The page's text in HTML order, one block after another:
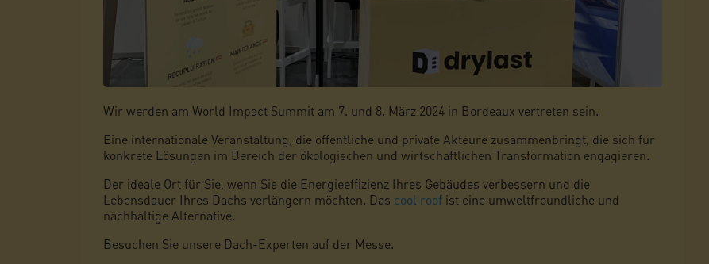
Wir werden am World Impact Summit am 7. und 8. März 2024 in Bordeaux vertreten sein.
Eine internationale Veranstaltung, die öffentliche und private Akteure zusammenbringt, die sich für
konkrete Lösungen im Bereich der ökologischen und wirtschaftlichen Transformation engagieren.
Der ideale Ort für Sie, wenn Sie die Energieeffizienz Ihres Gebäudes verbessern und die
Lebensdauer Ihres Dachs verlängern möchten. Das cool roof ist eine umweltfreundliche und
nachhaltige Alternative.
Besuchen Sie unsere Dach-Experten auf der Messe.